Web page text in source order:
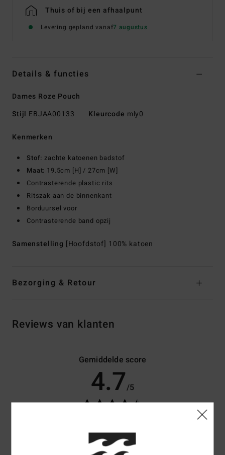
Thuis of bij een afhaalpunt
Levering gepland vanaf7 augustus
Details & functies
Dames Roze Pouch
Stijl EBJAA00133 Kleurcode mly0
Kenmerken
Stof:zachte katoenen badstof
Maat: 19.5cm [H] / 27cm [W]
Contrasterende plastic rits
Ritszak aan de binnenkant
Borduursel voor
Contrasterende band opzij
Samenstelling [Hoofdstof] 100% katoen
Bezorging & Retour
Reviews van klanten
Gemiddelde score
4.7/5